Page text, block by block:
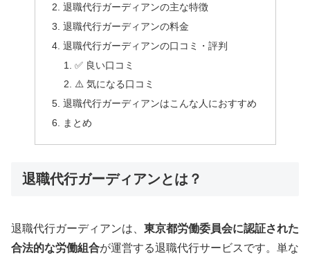
退職代行ガーディアンの主な特徴
退職代行ガーディアンの料金
退職代行ガーディアンの口コミ・評判
✅ 良い口コミ
⚠️ 気になる口コミ
退職代行ガーディアンはこんな人におすすめ
まとめ
退職代行ガーディアンとは？
退職代行ガーディアンは、 東京都労働委員会に認証された
合法的な労働組合が運営する退職代行サービスです。単な